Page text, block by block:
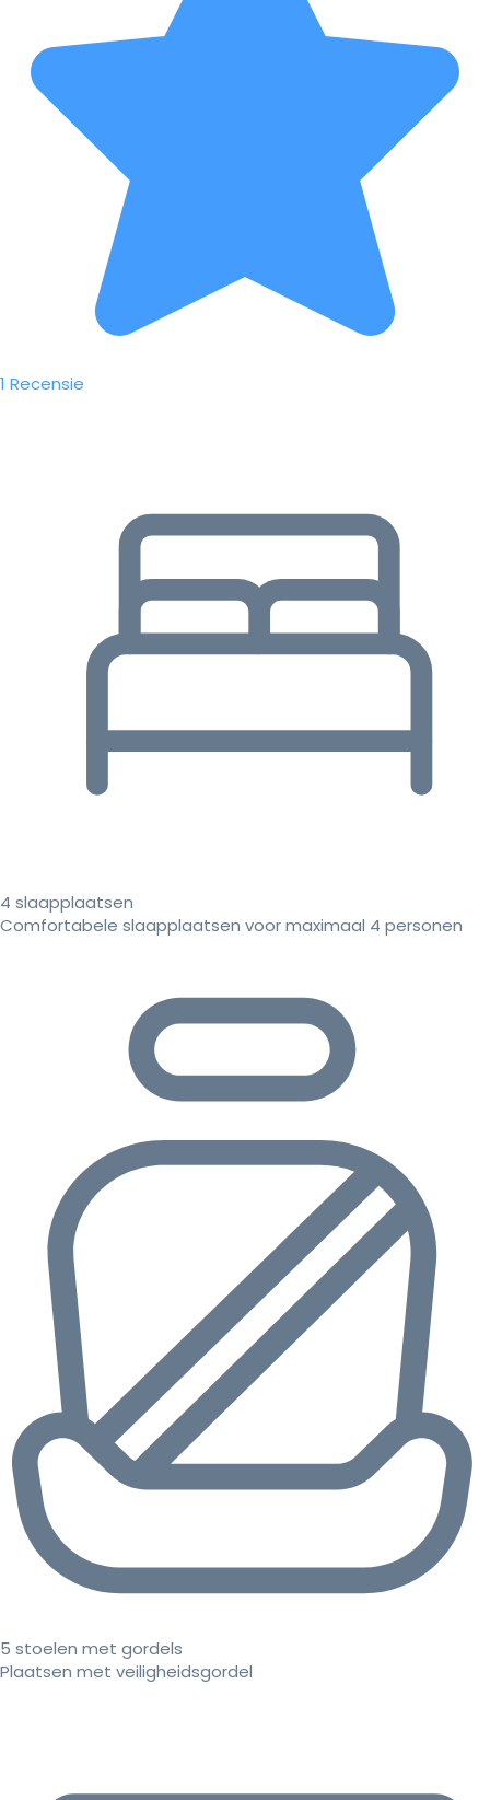
1 Recensie
4 slaapplaatsen
Comfortabele slaapplaatsen voor maximaal 4 personen
5 stoelen met gordels
Plaatsen met veiligheidsgordel